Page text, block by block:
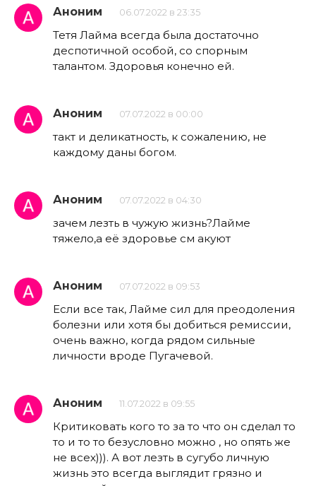
Аноним 06.07.2022 в 23:35
Тетя Лайма всегда была достаточно
деспотичной особой, со спорным
талантом. Здоровья конечно ей.
Аноним 07.07.2022 в 00:00
такт и деликатность, к сожалению, не
каждому даны богом.
Аноним 07.07.2022 в 04:30
зачем лезть в чужую жизнь?Лайме
тяжело,а её здоровье см акуют
Аноним 07.07.2022 в 09:53
Если все так, Лайме сил для преодоления
болезни или хотя бы добиться ремиссии,
очень важно, когда рядом сильные
личности вроде Пугачевой.
Аноним 11.07.2022 в 09:55
Критиковать кого то за то что он сделал то
то и то то безусловно можно , но опять же
не всех))). А вот лезть в сугубо личную
жизнь это всегда выглядит грязно и